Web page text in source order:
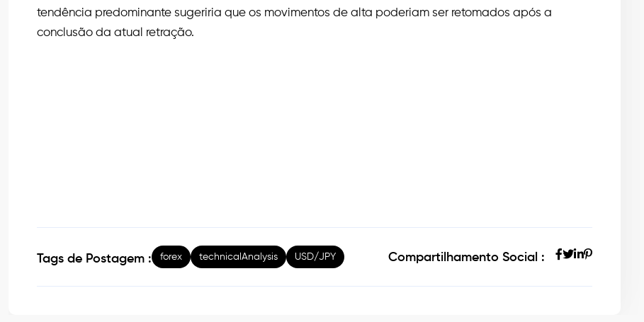
tendência predominante sugeriria que os movimentos de alta poderiam ser retomados após a
conclusão da atual retração.
Tags de Postagem : forex technicalAnalysis USD/JPY Compartilhamento Social :